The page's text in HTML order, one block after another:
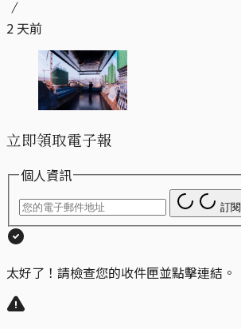
2 天前
立即領取電子報
個人資訊
訂閱
太好了！請檢查您的收件匣並點擊連結。